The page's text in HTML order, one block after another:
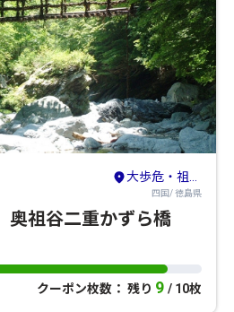
大歩危・祖谷・剣山・吉野川
四国/ 徳島県
奥祖谷二重かずら橋
クーポン枚数： 残り 9 / 10枚